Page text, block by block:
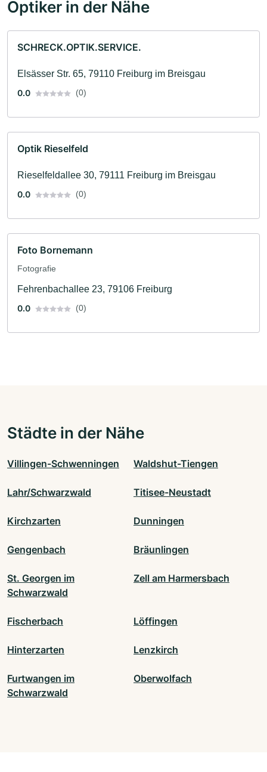
Optiker in der Nähe
SCHRECK.OPTIK.SERVICE.
Elsässer Str. 65, 79110 Freiburg im Breisgau
0.0
(0)
Optik Rieselfeld
Rieselfeldallee 30, 79111 Freiburg im Breisgau
0.0
(0)
Foto Bornemann
Fotografie
Fehrenbachallee 23, 79106 Freiburg
0.0
(0)
Städte in der Nähe
Villingen-Schwenningen Waldshut-Tiengen
Lahr/Schwarzwald Titisee-Neustadt
Kirchzarten Dunningen
Gengenbach Bräunlingen
St. Georgen im
Schwarzwald
Zell am Harmersbach
Fischerbach Löffingen
Hinterzarten Lenzkirch
Furtwangen im
Schwarzwald
Oberwolfach